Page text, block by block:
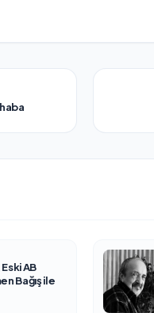
AB
Bağış ile